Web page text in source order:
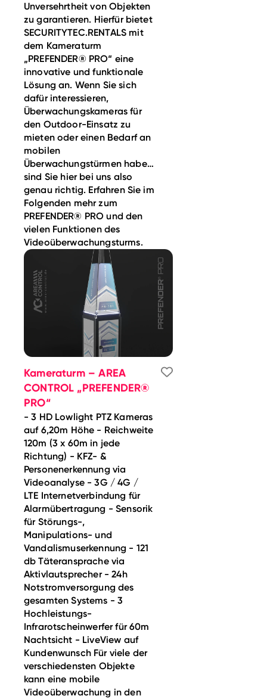
Unversehrtheit von Objekten
zu garantieren. Hierfür bietet
SECURITYTEC.RENTALS mit
dem Kameraturm
„PREFENDER® PRO“ eine
innovative und funktionale
Lösung an. Wenn Sie sich
dafür interessieren,
Überwachungskameras für
den Outdoor-Einsatz zu
mieten oder einen Bedarf an
mobilen
Überwachungstürmen haben,
sind Sie hier bei uns also
genau richtig. Erfahren Sie im
Folgenden mehr zum
PREFENDER® PRO und den
vielen Funktionen des
Videoüberwachungsturms.
Kameraturm – AREA
CONTROL „PREFENDER®
PRO“
- 3 HD Lowlight PTZ Kameras
auf 6,20m Höhe - Reichweite
120m (3 x 60m in jede
Richtung) - KFZ- &
Personenerkennung via
Videoanalyse - 3G / 4G /
LTE Internetverbindung für
Alarmübertragung - Sensorik
für Störungs-,
Manipulations- und
Vandalismuserkennung - 121
db Täteransprache via
Aktivlautsprecher - 24h
Notstromversorgung des
gesamten Systems - 3
Hochleistungs-
Infrarotscheinwerfer für 60m
Nachtsicht - LiveView auf
Kundenwunsch Für viele der
verschiedensten Objekte
kann eine mobile
Videoüberwachung in den